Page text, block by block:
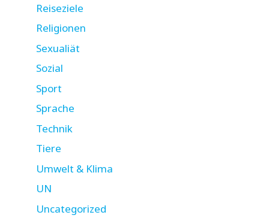
Reiseziele
Religionen
Sexualiät
Sozial
Sport
Sprache
Technik
Tiere
Umwelt & Klima
UN
Uncategorized